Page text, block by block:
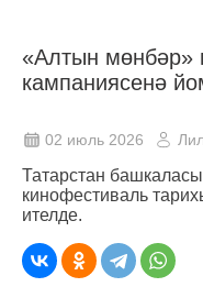
«Алтын мөнбәр»
кампаниясенә
02 июль 2026
Татарстан
кинофестиваль
ителде.